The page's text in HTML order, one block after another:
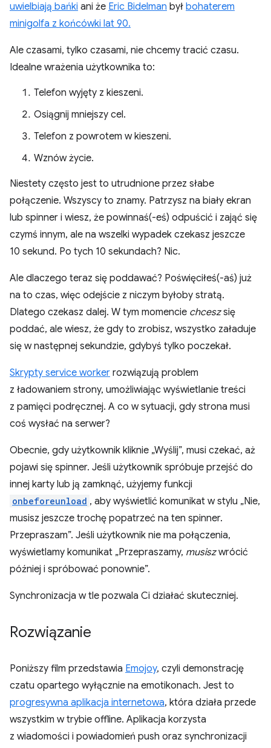
uwielbiają bańki ani że Eric Bidelman był bohaterem
minigolfa z końcówki lat 90.
Ale czasami, tylko czasami, nie chcemy tracić czasu.
Idealne wrażenia użytkownika to:
Telefon wyjęty z kieszeni.
Osiągnij mniejszy cel.
Telefon z powrotem w kieszeni.
Wznów życie.
Niestety często jest to utrudnione przez słabe
połączenie. Wszyscy to znamy. Patrzysz na biały ekran
lub spinner i wiesz, że powinnaś(-eś) odpuścić i zająć się
czymś innym, ale na wszelki wypadek czekasz jeszcze
10 sekund. Po tych 10 sekundach? Nic.
Ale dlaczego teraz się poddawać? Poświęciłeś(-aś) już
na to czas, więc odejście z niczym byłoby stratą.
Dlatego czekasz dalej. W tym momencie chceszsię
poddać, ale wiesz, że gdy to zrobisz, wszystko załaduje
się w następnej sekundzie, gdybyś tylko poczekał.
Skrypty service worker rozwiązują problem
z ładowaniem strony, umożliwiając wyświetlanie treści
z pamięci podręcznej. A co w sytuacji, gdy strona musi
coś wysłać na serwer?
Obecnie, gdy użytkownik kliknie „Wyślij”, musi czekać, aż
pojawi się spinner. Jeśli użytkownik spróbuje przejść do
innej karty lub ją zamknąć, użyjemy funkcji
onbeforeunload , aby wyświetlić komunikat w stylu „Nie,
musisz jeszcze trochę popatrzeć na ten spinner.
Przepraszam”. Jeśli użytkownik nie ma połączenia,
wyświetlamy komunikat „Przepraszamy, musiszwrócić
później i spróbować ponownie”.
Synchronizacja w tle pozwala Ci działać skuteczniej.
Rozwiązanie
Poniższy film przedstawia Emojoy, czyli demonstrację
czatu opartego wyłącznie na emotikonach. Jest to
progresywna aplikacja internetowa, która działa przede
wszystkim w trybie offline. Aplikacja korzysta
z wiadomości i powiadomień push oraz synchronizacji